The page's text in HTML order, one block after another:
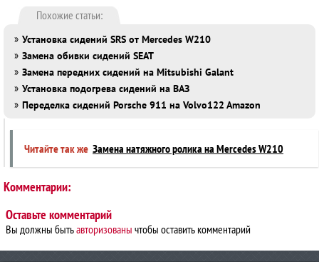
Похожие статьи:
» Установка сидений SRS от Mercedes W210
» Замена обивки сидений SEAT
» Замена передних сидений на Mitsubishi Galant
» Установка подогрева сидений на ВАЗ
» Переделка сидений Porsche 911 на Volvo122 Amazon
Читайте так же Замена натяжного ролика на Mercedes W210
Комментарии:
Оставьте комментарий
Вы должны бытьавторизованы чтобы оставить комментарий